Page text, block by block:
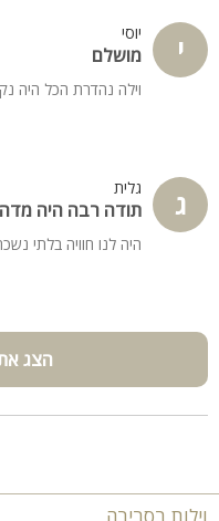
י יוסי
מושלם
וילה נהדרת הכל היה
ג גלית
תודה רבה היה
היה לנו חוויה בלתי
הצג